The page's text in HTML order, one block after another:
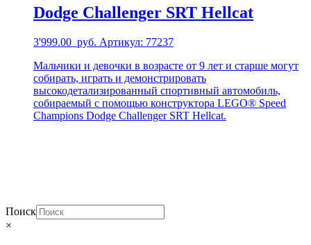
Dodge Challenger SRT Hellcat
3'999.00 руб. Артикул: 77237
Мальчики и девочки в возрасте от 9 лет и старше могут
собирать, играть и демонстрировать
высокодетализированный спортивный автомобиль,
собираемый с помощью конструктора LEGO® Speed
Champions Dodge Challenger SRT Hellcat.
Поиск
×